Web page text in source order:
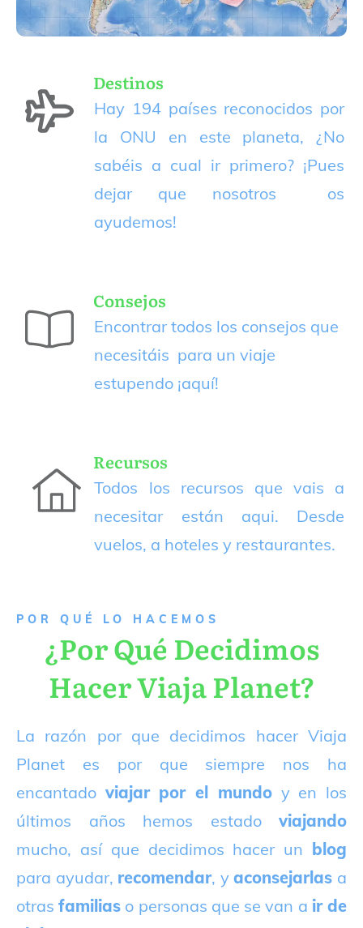
Destinos
Hay 194 países reconocidos por
la ONU en este planeta, ¿No
sabéis a cual ir primero? ¡Pues
dejar que nosotros os
ayudemos!
Consejos
Encontrar todos los consejos que
necesitáis para un viaje
estupendo ¡aquí!
Recursos
Todos los recursos que vais a
necesitar están aqui. Desde
vuelos, a hoteles y restaurantes.
P OR QUÉ LO HACEMOS
¿Por Qué Decidimos
Hacer Viaja Planet?
La razón por que decidimos hacer Viaja
Planet es por que siempre nos ha
encantado viajar por el mundoy en los
últimos años hemos estado viajando
mucho, así que decidimos hacer un blog
para ayudar, recomendar, yaconsejarlas a
otrasfamilias o personas que se van a ir de